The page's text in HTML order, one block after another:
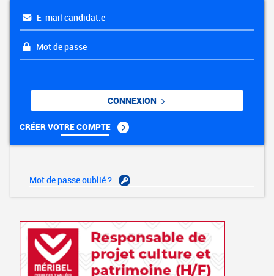
E-mail candidat.e
Mot de passe
CONNEXION
CRÉER VOTRE COMPTE
Mot de passe oublié ?